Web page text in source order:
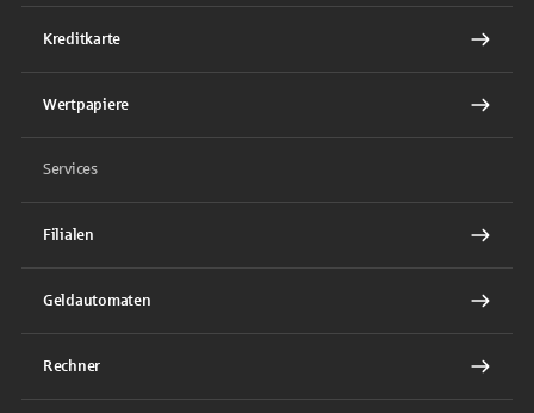
Kreditkarte
Wertpapiere
Services
Filialen
Geldautomaten
Rechner